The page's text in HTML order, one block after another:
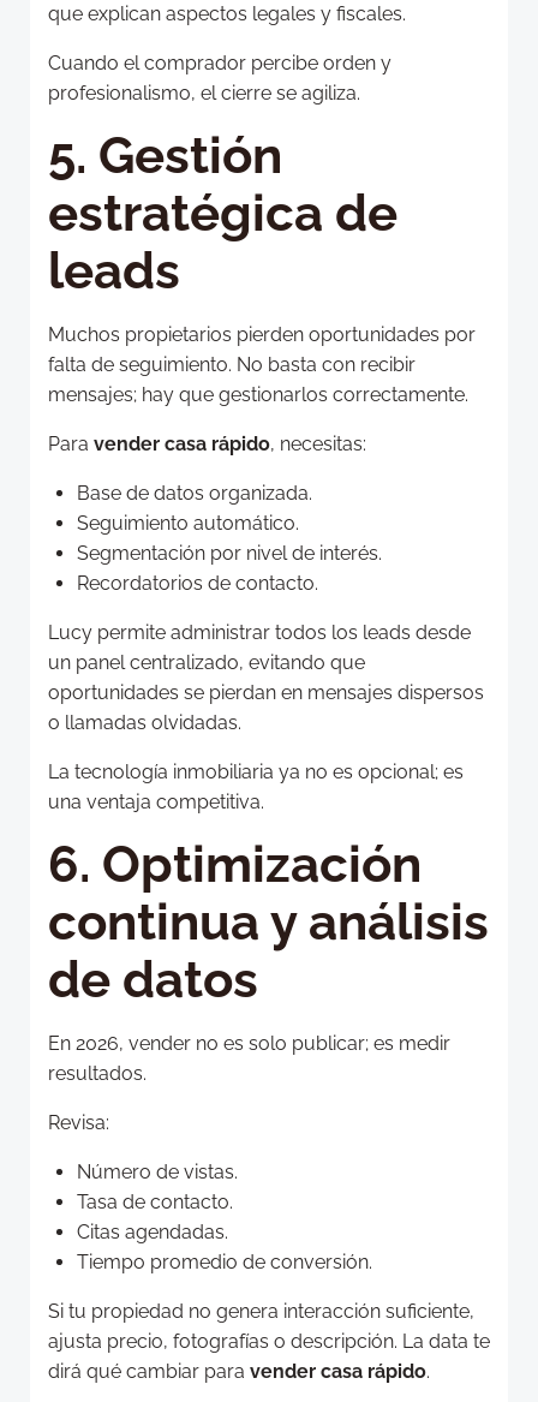
que explican aspectos legales y fiscales.
Cuando el comprador percibe orden y
profesionalismo, el cierre se agiliza.
5. Gestión
estratégica de
leads
Muchos propietarios pierden oportunidades por
falta de seguimiento. No basta con recibir
mensajes; hay que gestionarlos correctamente.
Para vender casa rápido, necesitas:
Base de datos organizada.
Seguimiento automático.
Segmentación por nivel de interés.
Recordatorios de contacto.
Lucy permite administrar todos los leads desde
un panel centralizado, evitando que
oportunidades se pierdan en mensajes dispersos
o llamadas olvidadas.
La tecnología inmobiliaria ya no es opcional; es
una ventaja competitiva.
6. Optimización
continua y análisis
de datos
En 2026, vender no es solo publicar; es medir
resultados.
Revisa:
Número de vistas.
Tasa de contacto.
Citas agendadas.
Tiempo promedio de conversión.
Si tu propiedad no genera interacción suficiente,
ajusta precio, fotografías o descripción. La data te
dirá qué cambiar para vender casa rápido.